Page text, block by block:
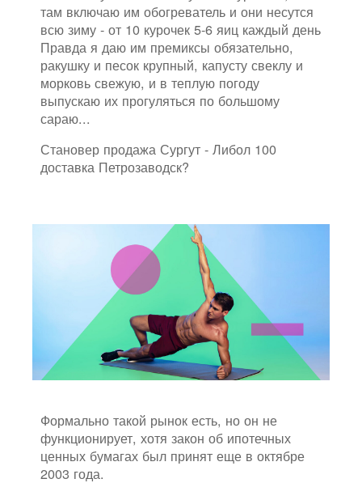
там включаю им обогреватель и они несутся
всю зиму - от 10 курочек 5-6 яиц каждый день
Правда я даю им премиксы обязательно,
ракушку и песок крупный, капусту свеклу и
морковь свежую, и в теплую погоду
выпускаю их прогуляться по большому
сараю...
Становер продажа Сургут - Либол 100
доставка Петрозаводск?
Формально такой рынок есть, но он не
функционирует, хотя закон об ипотечных
ценных бумагах был принят еще в октябре
2003 года.